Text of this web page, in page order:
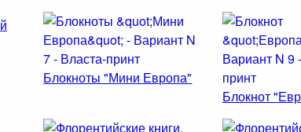
Блокноты "Мини Европа"
Блокнот